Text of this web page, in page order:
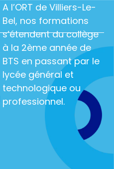
A l’ORT de Villiers-Le-
Bel, nos formations
s’étendent du collège
à la 2ème année de
BTS en passant par le
lycée général et
technologique ou
professionnel.